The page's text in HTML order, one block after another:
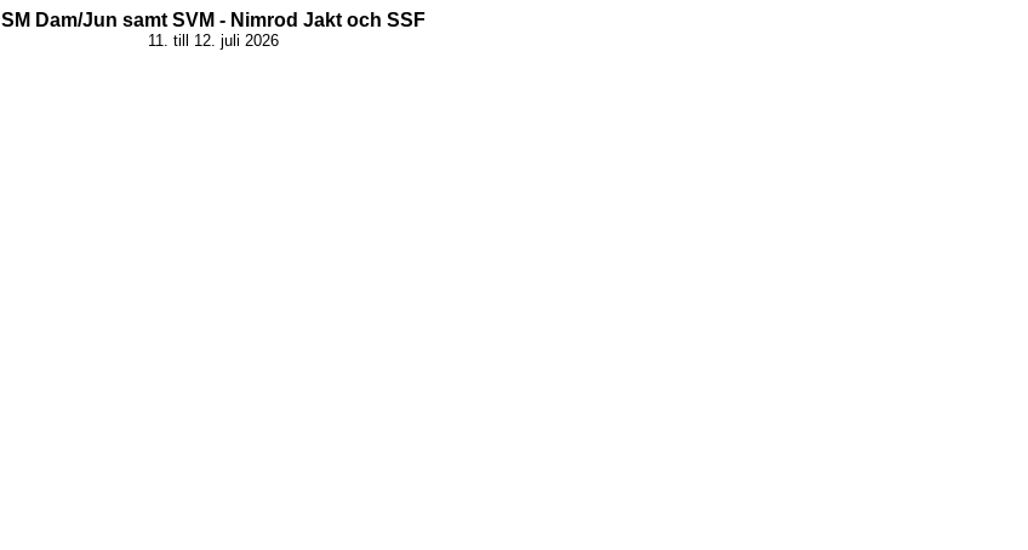
SM Dam/Jun samt SVM - Nimrod Jakt och SSF
11. till 12. juli 2026